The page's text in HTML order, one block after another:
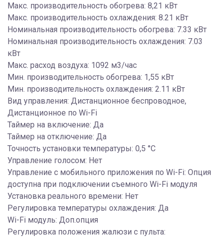
Макс. производительность обогрева: 8,21 кВт
Макс. производительность охлаждения: 8.21 кВт
Номинальная производительность обогрева: 7.33 кВт
Номинальная производительность охлаждения: 7.03
кВт
Макс. расход воздуха: 1092 м3/час
Мин. производительность обогрева: 1,55 кВт
Мин. производительность охлаждения: 2.11 кВт
Вид управления: Дистанционное беспроводное,
Дистанционное по Wi-Fi
Таймер на включение: Да
Таймер на отключение: Да
Точность установки температуры: 0,5 °С
Управление голосом: Нет
Управление c мобильного приложения по Wi-Fi: Опция
доступна при подключении съемного Wi-Fi модуля
Установка реального времени: Нет
Регулировка температуры охлаждения: Да
Wi-Fi модуль: Доп.опция
Регулировка положения жалюзи с пульта: